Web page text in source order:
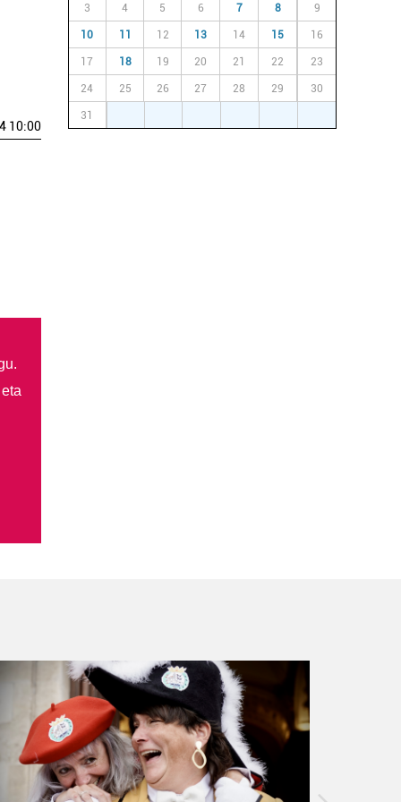
10:00
3 4 5 6 7 8 9
10 11 12 13 14 15 16
17 18 19 20 21 22 23
24 25 26 27 28 29 30
31